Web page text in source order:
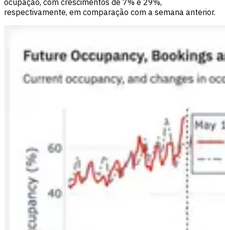
respectivamente, em comparação com a semana anterior.